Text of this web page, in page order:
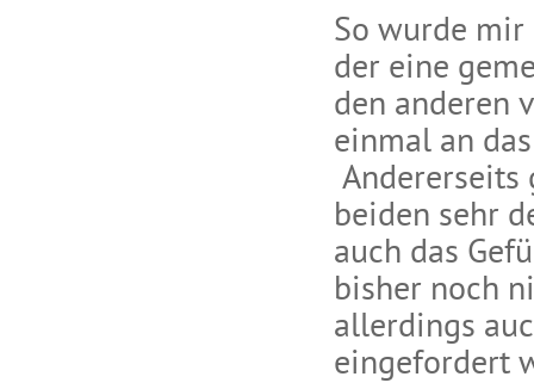
So wurde mir
der eine
den anderen
einmal an
Andererseits
beiden sehr
auch das
bisher noch
allerdings
eingefordert